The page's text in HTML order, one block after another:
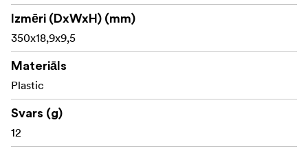
Izmēri (DxWxH) (mm)
350x18,9x9,5
Materiāls
Plastic
Svars (g)
12